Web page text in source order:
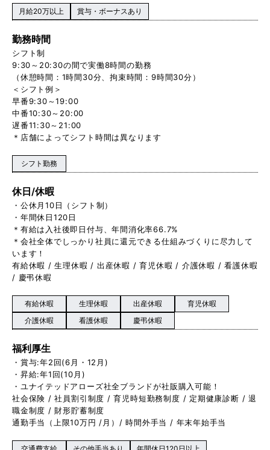
月給20万以上 賞与・ボーナスあり
勤務時間
シフト制
9:30～20:30の間で実働8時間の勤務
（休憩時間：1時間30分、拘束時間：9時間30分）
＜シフト例＞
早番9:30～19:00
中番10:30～20:00
遅番11:30～21:00
＊店舗によってシフト時間は異なります
シフト勤務
休日/休暇
・公休月10日（シフト制）
・年間休日120日
＊有給は入社後即日付与、年間消化率66.7%
＊会社全体でしっかり社員に還元できる仕組みづくりに尽力して
います！
有給休暇 / 生理休暇 / 出産休暇 / 育児休暇 / 介護休暇 / 看護休暇
/ 慶弔休暇
有給休暇 生理休暇 出産休暇
育児休暇
介護休暇
看護休暇 慶弔休暇
福利厚生
・賞与:年2回(6月・12月)
・昇給:年1回(10月)
・ユナイテッドアローズ社全ブランドが社販購入可能！
社会保険 / 社員割引制度 / 育児時短勤務制度 / 定期健康診断 / 退
職金制度 / 財形貯蓄制度
通勤手当（上限10万円 /月）/ 時間外手当 / 年末年始手当